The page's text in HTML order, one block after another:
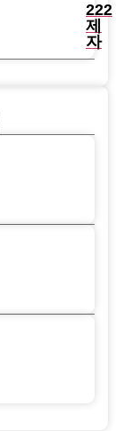
222
제
자